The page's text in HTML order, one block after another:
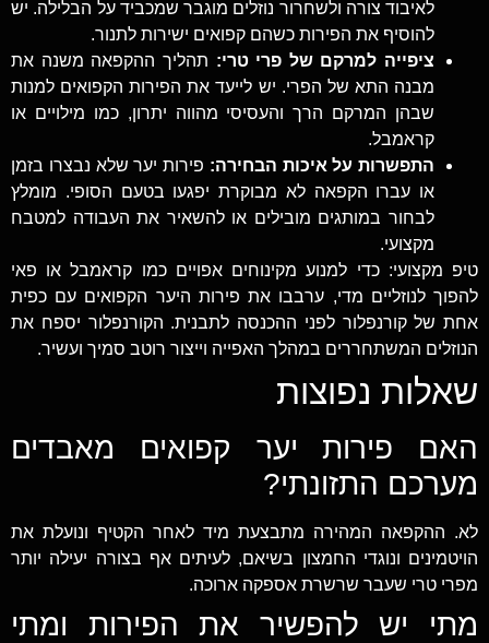
לאיבוד צורה ולשחרור נוזלים מוגבר שמכביד על הבלילה. יש
להוסיף את הפירות כשהם קפואים ישירות לתנור.
ציפייה למרקם של פרי טרי: תהליך ההקפאה משנה את
מבנה התא של הפרי. יש לייעד את הפירות הקפואים למנות
שבהן המרקם הרך והעסיסי מהווה יתרון, כמו מילויים או
קראמבל.
התפשרות על איכות הבחירה: פירות יער שלא נבצרו בזמן
או עברו הקפאה לא מבוקרת יפגעו בטעם הסופי. מומלץ
לבחור במותגים מובילים או להשאיר את העבודה למטבח
מקצועי.
טיפ מקצועי: כדי למנוע מקינוחים אפויים כמו קראמבל או פאי
להפוך לנוזליים מדי, ערבבו את פירות היער הקפואים עם כפית
אחת של קורנפלור לפני ההכנסה לתבנית. הקורנפלור יספח את
הנוזלים המשתחררים במהלך האפייה וייצור רוטב סמיך ועשיר.
שאלות נפוצות
האם פירות יער קפואים מאבדים
מערכם התזונתי?
לא. ההקפאה המהירה מתבצעת מיד לאחר הקטיף ונועלת את
הויטמינים ונוגדי החמצון בשיאם, לעיתים אף בצורה יעילה יותר
מפרי טרי שעבר שרשרת אספקה ארוכה.
מתי יש להפשיר את הפירות ומתי